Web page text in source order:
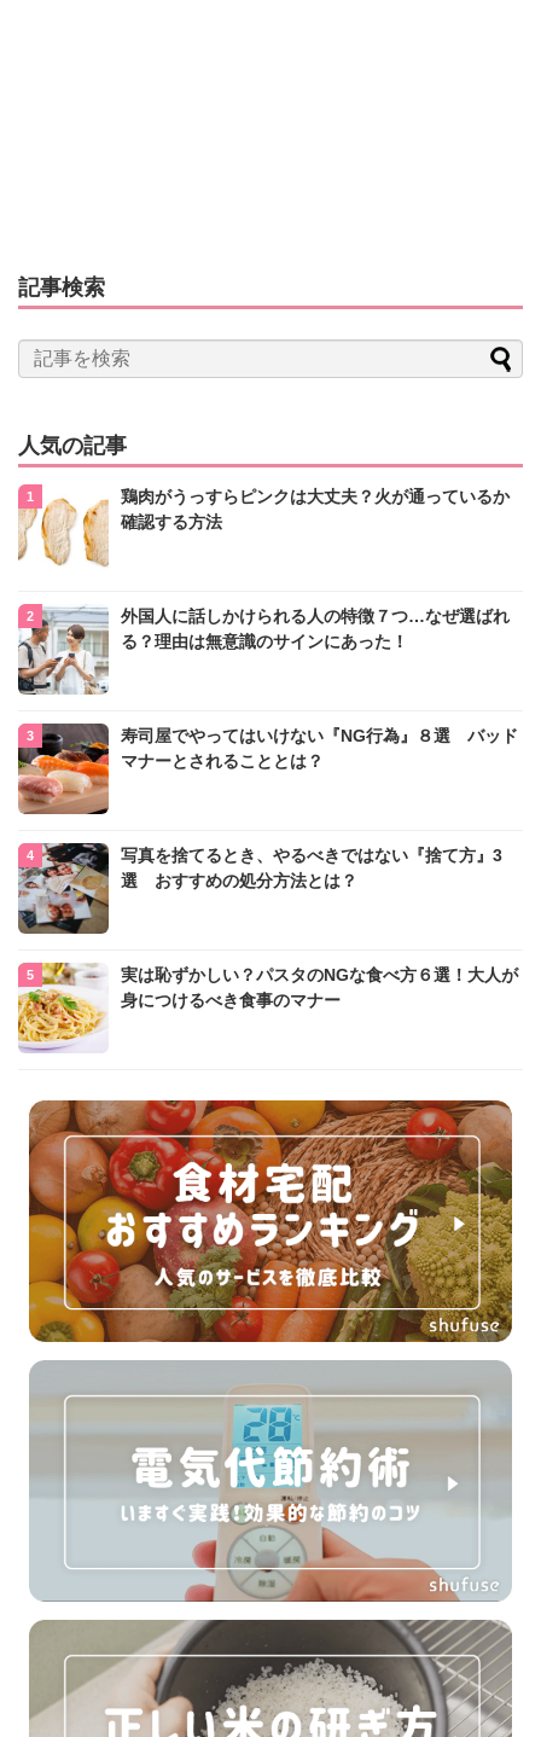
記事検索
人気の記事
鶏肉がうっすらピンクは大丈夫？火が通っているか
確認する方法
外国人に話しかけられる人の特徴７つ…なぜ選ばれ
る？理由は無意識のサインにあった！
寿司屋でやってはいけない『NG行為』８選 バッド
マナーとされることとは？
写真を捨てるとき、やるべきではない『捨て方』3
選 おすすめの処分方法とは？
実は恥ずかしい？パスタのNGな食べ方６選！大人が
身につけるべき食事のマナー